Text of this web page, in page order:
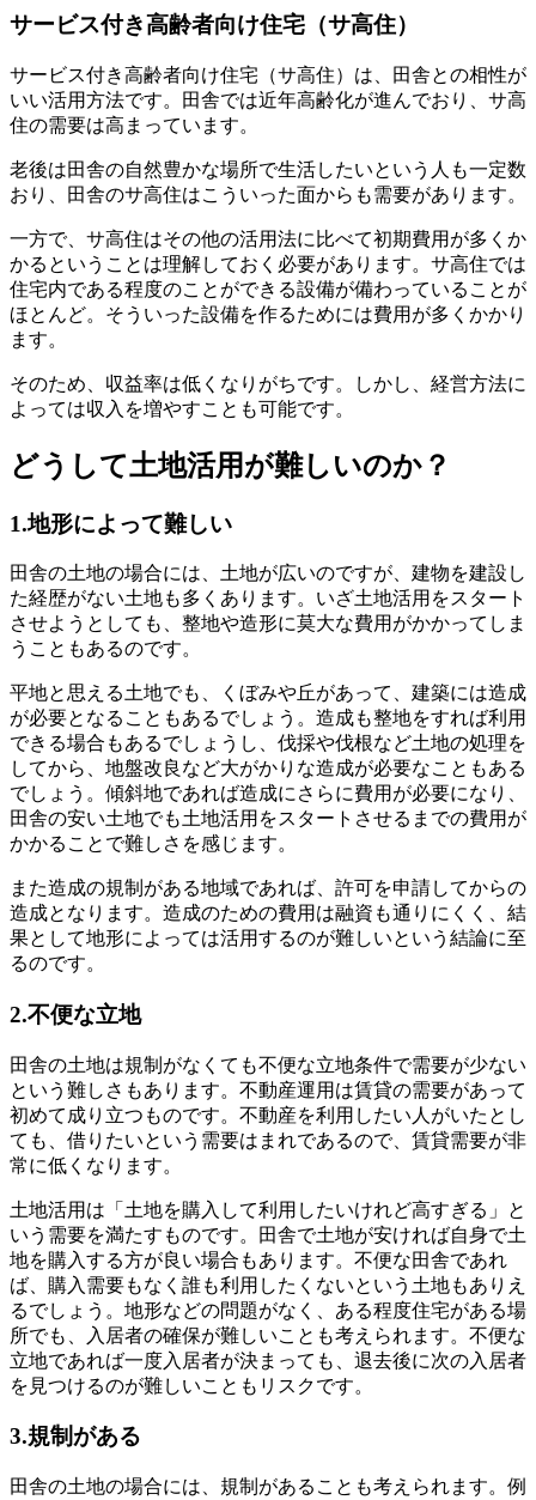
サービス付き高齢者向け住宅（サ高住）
サービス付き高齢者向け住宅（サ高住）は、田舎との相性が
いい活用方法です。田舎では近年高齢化が進んでおり、サ高
住の需要は高まっています。
老後は田舎の自然豊かな場所で生活したいという人も一定数
おり、田舎のサ高住はこういった面からも需要があります。
一方で、サ高住はその他の活用法に比べて初期費用が多くか
かるということは理解しておく必要があります。サ高住では
住宅内である程度のことができる設備が備わっていることが
ほとんど。そういった設備を作るためには費用が多くかかり
ます。
そのため、収益率は低くなりがちです。しかし、経営方法に
よっては収入を増やすことも可能です。
どうして土地活用が難しいのか？
1.地形によって難しい
田舎の土地の場合には、土地が広いのですが、建物を建設し
た経歴がない土地も多くあります。いざ土地活用をスタート
させようとしても、整地や造形に莫大な費用がかかってしま
うこともあるのです。
平地と思える土地でも、くぼみや丘があって、建築には造成
が必要となることもあるでしょう。造成も整地をすれば利用
できる場合もあるでしょうし、伐採や伐根など土地の処理を
してから、地盤改良など大がかりな造成が必要なこともある
でしょう。傾斜地であれば造成にさらに費用が必要になり、
田舎の安い土地でも土地活用をスタートさせるまでの費用が
かかることで難しさを感じます。
また造成の規制がある地域であれば、許可を申請してからの
造成となります。造成のための費用は融資も通りにくく、結
果として地形によっては活用するのが難しいという結論に至
るのです。
2.不便な立地
田舎の土地は規制がなくても不便な立地条件で需要が少ない
という難しさもあります。不動産運用は賃貸の需要があって
初めて成り立つものです。不動産を利用したい人がいたとし
ても、借りたいという需要はまれであるので、賃貸需要が非
常に低くなります。
土地活用は「土地を購入して利用したいけれど高すぎる」と
いう需要を満たすものです。田舎で土地が安ければ自身で土
地を購入する方が良い場合もあります。不便な田舎であれ
ば、購入需要もなく誰も利用したくないという土地もありえ
るでしょう。地形などの問題がなく、ある程度住宅がある場
所でも、入居者の確保が難しいことも考えられます。不便な
立地であれば一度入居者が決まっても、退去後に次の入居者
を見つけるのが難しいこともリスクです。
3.規制がある
田舎の土地の場合には、規制があることも考えられます。例